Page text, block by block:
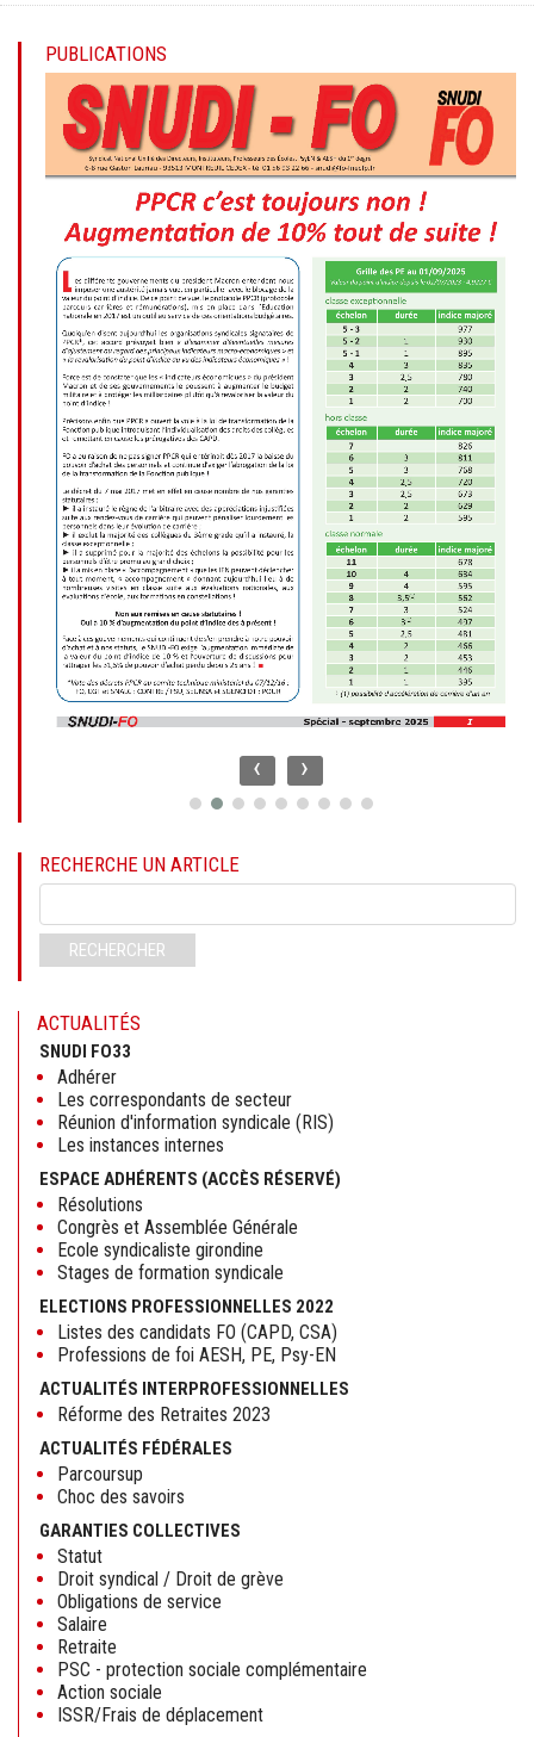
PUBLICATIONS
‹ ›
RECHERCHE UN ARTICLE
clés
RECHERCHER
ACTUALITÉS
SNUDI FO33
Adhérer
Les correspondants de secteur
Réunion d'information syndicale (RIS)
Les instances internes
ESPACE ADHÉRENTS (ACCÈS RÉSERVÉ)
Résolutions
Congrès et Assemblée Générale
Ecole syndicaliste girondine
Stages de formation syndicale
ELECTIONS PROFESSIONNELLES 2022
Listes des candidats FO (CAPD, CSA)
Professions de foi AESH, PE, Psy-EN
ACTUALITÉS INTERPROFESSIONNELLES
Réforme des Retraites 2023
ACTUALITÉS FÉDÉRALES
Parcoursup
Choc des savoirs
GARANTIES COLLECTIVES
Statut
Droit syndical / Droit de grève
Obligations de service
Salaire
Retraite
PSC - protection sociale complémentaire
Action sociale
ISSR/Frais de déplacement